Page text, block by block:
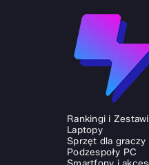
Rankingi i
Laptopy
Sprzęt dla graczy
Podzespoły PC
SPRZĘT I GADŻETY
Męska
ANDRZEJ MAZUR
Wybór